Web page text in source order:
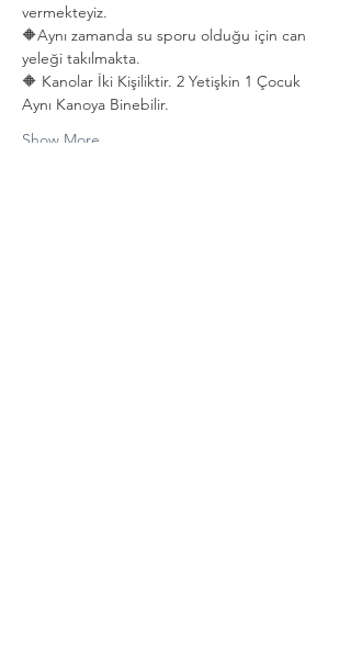
vermekteyiz.
🔶Aynı zamanda su sporu olduğu için can
yeleği takılmakta.
🔶 Kanolar İki Kişiliktir. 2 Yetişkin 1 Çocuk
Aynı Kanoya Binebilir.
Show More